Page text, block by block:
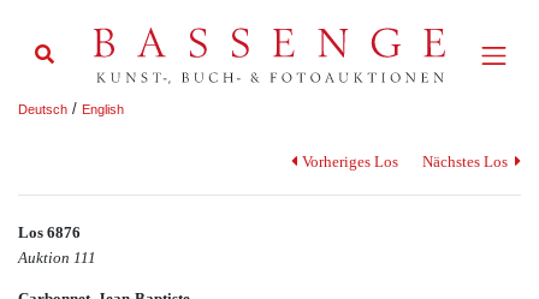
Deutsch / English
Vorheriges Los Nächstes Los
Los 6876
Auktion 111